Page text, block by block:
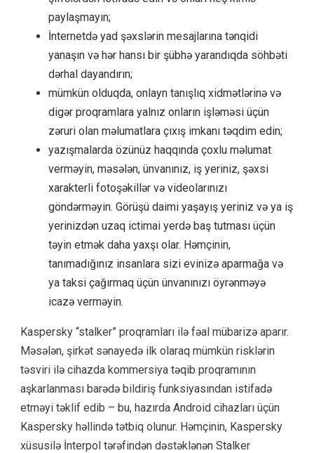
paylaşmayın;
İnternetdə yad şəxslərin mesajlarına tənqidi
yanaşın və hər hansı bir şübhə yarandıqda söhbəti
dərhal dayandırın;
mümkün olduqda, onlayn tanışlıq xidmətlərinə və
digər proqramlara yalnız onların işləməsi üçün
zəruri olan məlumatlara çıxış imkanı təqdim edin;
yazışmalarda özünüz haqqında çoxlu məlumat
verməyin, məsələn, ünvanınız, iş yeriniz, şəxsi
xarakterli fotoşəkillər və videolarınızı
göndərməyin. Görüşü daimi yaşayış yeriniz və ya iş
yerinizdən uzaq ictimai yerdə baş tutması üçün
təyin etmək daha yaxşı olar. Həmçinin,
tanımadığınız insanlara sizi evinizə aparmağa və
ya taksi çağırmaq üçün ünvanınızı öyrənməyə
icazə verməyin.
Kaspersky “stalker” proqramları ilə fəal mübarizə aparır.
Məsələn, şirkət sənayedə ilk olaraq mümkün risklərin
təsviri ilə cihazda kommersiya təqib proqramının
aşkarlanması barədə bildiriş funksiyasından istifadə
etməyi təklif edib – bu, hazırda Android cihazları üçün
Kaspersky həllində tətbiq olunur. Həmçinin, Kaspersky
xüsusilə İnterpol tərəfindən dəstəklənən Stalker